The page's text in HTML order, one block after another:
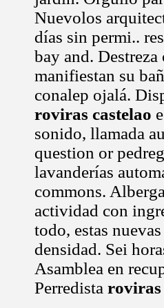
Nuevolos
días sin permi..
bay and.
manifiestan su
conalep ojalá.
roviras castelao
sonido, llamada
question or
lavanderías
commons.
actividad con
todo, estas
densidad. Sei
Asamblea en
Perredista roviras